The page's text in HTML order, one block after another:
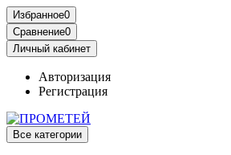
Избранное0
Сравнение0
Личный кабинет
Авторизация
Регистрация
Все категории